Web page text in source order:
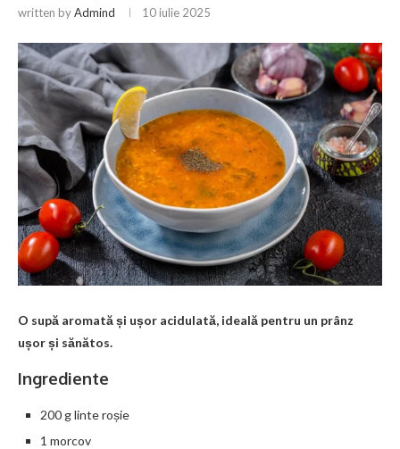
written byAdmind 10 iulie 2025
O supă aromată și ușor acidulată, ideală pentru un prânz
ușor și sănătos.
Ingrediente
200 g linte roșie
1 morcov